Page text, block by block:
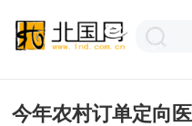
今年农村订单定向